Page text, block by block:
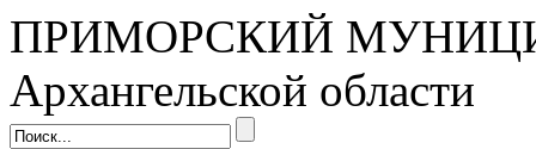
ПРИМОРСКИЙ
Архангельской области